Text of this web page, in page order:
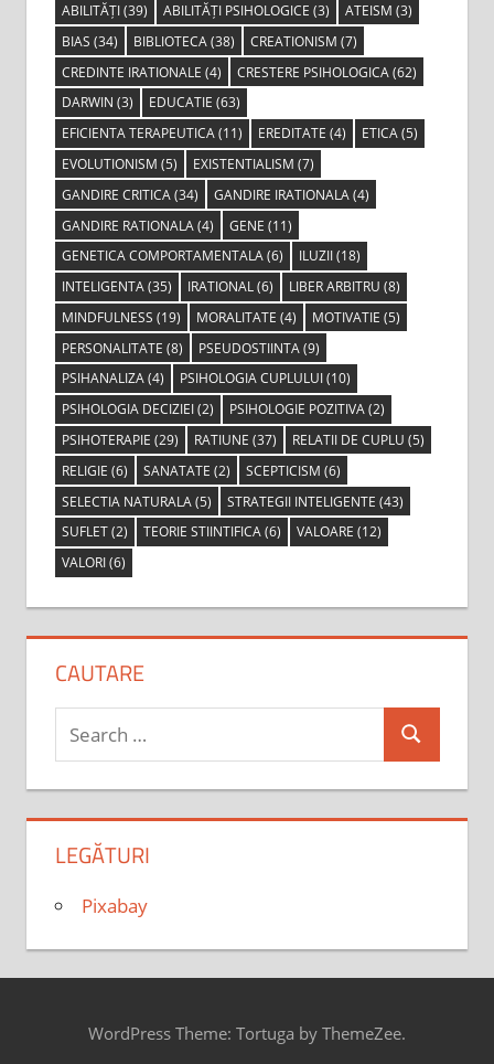
ABILITĂȚI(39) ABILITĂȚI PSIHOLOGICE (3) ATEISM (3)
BIAS (34) BIBLIOTECA(38) CREATIONISM (7)
CREDINTE IRATIONALE (4) CRESTERE PSIHOLOGICA(62)
DARWIN (3) EDUCATIE (63)
EFICIENTA TERAPEUTICA(11) EREDITATE (4) ETICA(5)
EVOLUTIONISM (5) EXISTENTIALISM (7)
GANDIRE CRITICA(34) GANDIRE IRATIONALA(4)
GANDIRE RATIONALA(4) GENE (11)
GENETICA COMPORTAMENTALA(6) ILUZII(18)
INTELIGENTA(35) IRATIONAL(6) LIBER ARBITRU (8)
MINDFULNESS (19) MORALITATE (4) MOTIVATIE (5)
PERSONALITATE (8) PSEUDOSTIINTA(9)
PSIHANALIZA(4) PSIHOLOGIA CUPLULUI(10)
PSIHOLOGIA DECIZIEI(2) PSIHOLOGIE POZITIVA(2)
PSIHOTERAPIE (29) RATIUNE (37) RELATII DE CUPLU (5)
RELIGIE (6) SANATATE (2) SCEPTICISM (6)
SELECTIA NATURALA(5) STRATEGII INTELIGENTE (43)
SUFLET(2) TEORIE STIINTIFICA(6) VALOARE (12)
VALORI(6)
CAUTARE
Search
LEGĂTURI
Pixabay
WordPress Theme: Tortuga by ThemeZee.